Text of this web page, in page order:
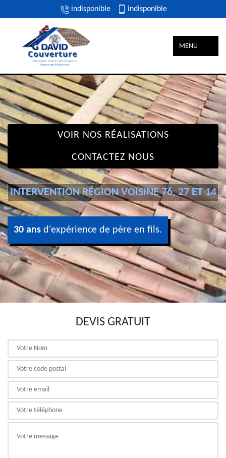
indisponible indisponible
MENU
VOIR NOS RÉALISATIONS
CONTACTEZ NOUS
INTERVENTION RÉGION VOISINE 76, 27 ET 14
30 ans d'expérience de père en fils.
DEVIS GRATUIT